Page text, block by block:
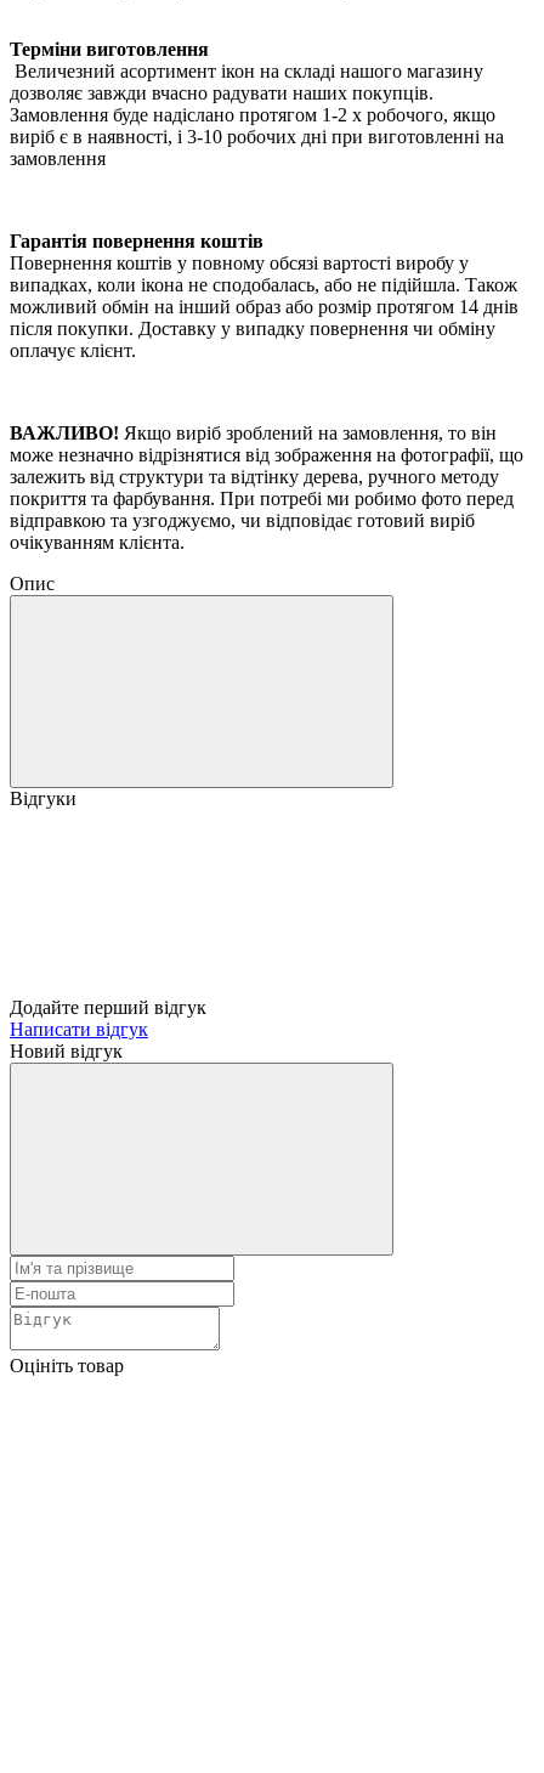
Терміни виготовлення
Величезний асортимент ікон на складі нашого магазину
дозволяє завжди вчасно радувати наших покупців.
Замовлення буде надіслано протягом 1-2 х робочого, якщо
виріб є в наявності, і 3-10 робочих дні при виготовленні на
замовлення
Гарантія повернення коштів
Повернення коштів у повному обсязі вартості виробу у
випадках, коли ікона не сподобалась, або не підійшла. Також
можливий обмін на інший образ або розмір протягом 14 днів
після покупки. Доставку y випадку повернення чи обміну
оплачує клієнт.
ВАЖЛИВО! Якщо виріб зроблений на замовлення, то він
може незначно відрізнятися від зображення на фотографії, що
залежить від структури та відтінку дерева, ручного методу
покриття та фарбування. При потребі ми робимо фото перед
відправкою та узгоджуємо, чи відповідає готовий виріб
очікуванням клієнта.
Опис
Відгуки
Додайте перший відгук
Написати відгук
Новий відгук
Оцініть товар